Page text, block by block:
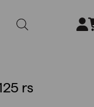
rs